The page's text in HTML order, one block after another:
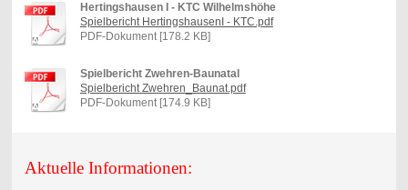
Hertingshausen I - KTC Wilhelmshöhe
Spielbericht HertingshausenI - KTC.pdf
PDF-Dokument [178.2 KB]
Spielbericht Zwehren-Baunatal
Spielbericht Zwehren_Baunat.pdf
PDF-Dokument [174.9 KB]
Aktuelle Informationen: